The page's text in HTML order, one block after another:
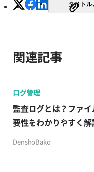
タイトル
関連記事
ログ管理
監査ログとは？ファ
要性をわかりやすく解
DenshoBako